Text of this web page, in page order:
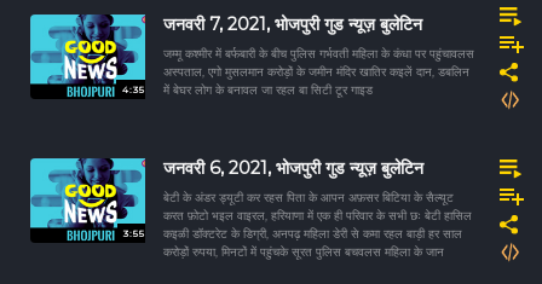
4:35
जनवरी 7, 2021, भोजपुरी गुड न्यूज़ बुलेटिन
जम्मू कश्मीर में बर्फबारी के बीच पुलिस गर्भवती महिला के कंधा पर पहुंचावलस
अस्पताल, एगो मुसलमान करोड़ों के जमीन मंदिर खातिर कइलें दान, डबलिन
में बेघर लोग के बनावल जा रहल बा सिटी टूर गाइड
3:55
जनवरी 6, 2021, भोजपुरी गुड न्यूज़ बुलेटिन
बेटी के अंडर ड्यूटी कर रहस पिता के आपन अफ़सर बिटिया के सैल्यूट
करत फ़ोटो भइल वाइरल, हरियाणा में एक ही परिवार के सभी छः बेटी हासिल
कइळी डॉक्टरेट के डिग्री, अनपढ़ महिला डेरी से कमा रहल बाड़ी हर साल
करोड़ों रुपया, मिनटों में पहुंचके सूरत पुलिस बचवलस महिला के जान